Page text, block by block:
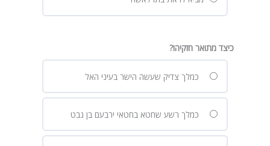
כיצד מתואר חזקיהו?
כמלך צדיק שעשה הישר בעיני האל
כמלך רשע שחטא בחטאי ירבעם בן נבט